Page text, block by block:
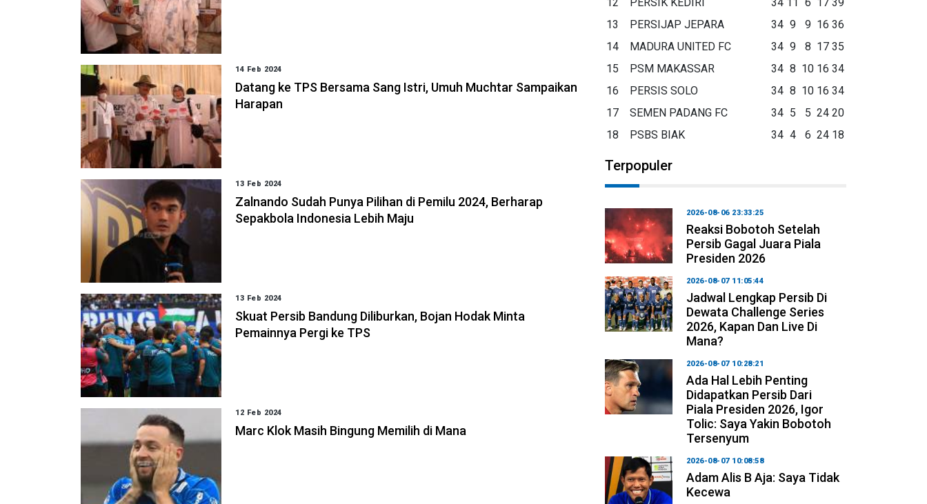
14 Feb 2024
Datang ke TPS Bersama Sang Istri, Umuh Muchtar Sampaikan
Harapan
13 Feb 2024
Zalnando Sudah Punya Pilihan di Pemilu 2024, Berharap
Sepakbola Indonesia Lebih Maju
13 Feb 2024
Skuat Persib Bandung Diliburkan, Bojan Hodak Minta
Pemainnya Pergi ke TPS
12 Feb 2024
Marc Klok Masih Bingung Memilih di Mana
12
PERSIK KEDIRI 34 11 6 17 39
13
PERSIJAP JEPARA 34 9 9 16 36
14
MADURA UNITED FC 34 9 8 17 35
15
PSM MAKASSAR 34 8 10 16 34
16
PERSIS SOLO 34 8 10 16 34
17
SEMEN PADANG FC 34 5 5 24 20
18
PSBS BIAK 34 4 6 24 18
Terpopuler
2026-08-06 23:33:25
Reaksi Bobotoh Setelah
Persib Gagal Juara Piala
Presiden 2026
2026-08-07 11:05:44
Jadwal Lengkap Persib Di
Dewata Challenge Series
2026, Kapan Dan Live Di
Mana?
2026-08-07 10:28:21
Ada Hal Lebih Penting
Didapatkan Persib Dari
Piala Presiden 2026, Igor
Tolic: Saya Yakin Bobotoh
Tersenyum
2026-08-07 10:08:58
Adam Alis B Aja: Saya Tidak
Kecewa